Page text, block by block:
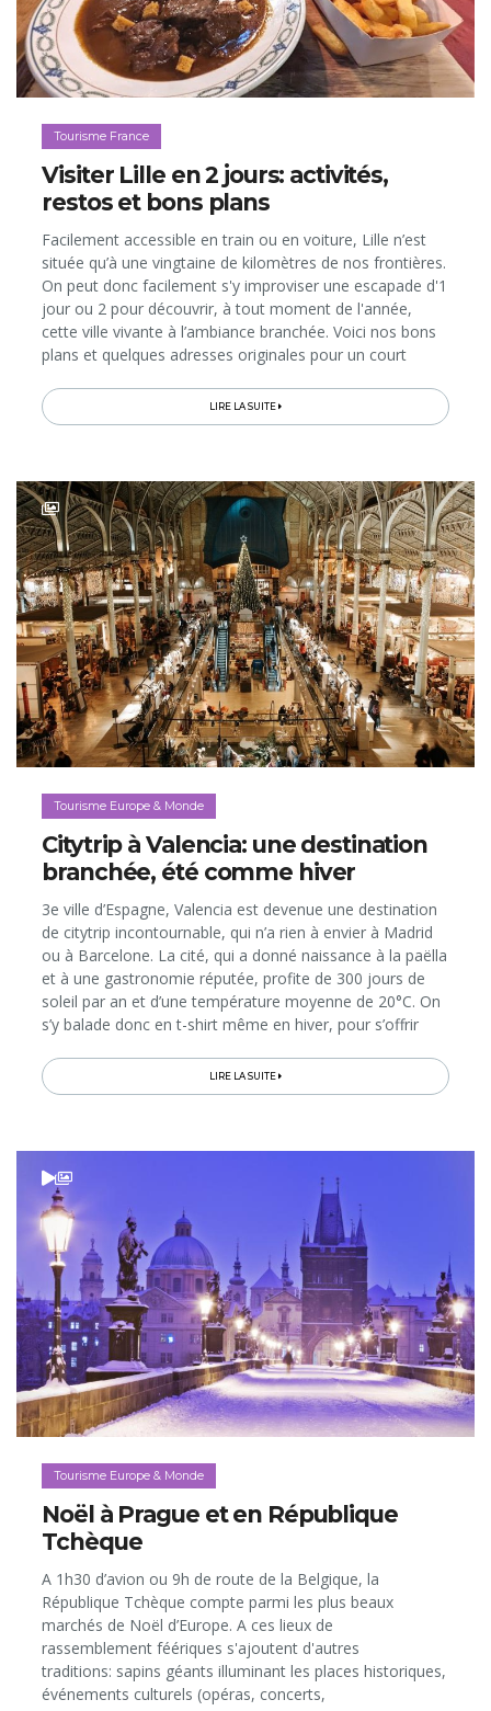
Tourisme France
Visiter Lille en 2 jours: activités,
restos et bons plans
Facilement accessible en train ou en voiture, Lille n’est
située qu’à une vingtaine de kilomètres de nos frontières.
On peut donc facilement s'y improviser une escapade d'1
jour ou 2 pour découvrir, à tout moment de l'année,
cette ville vivante à l’ambiance branchée. Voici nos bons
plans et quelques adresses originales pour un court
LIRE LA SUITE
Tourisme Europe & Monde
Citytrip à Valencia: une destination
branchée, été comme hiver
3e ville d’Espagne, Valencia est devenue une destination
de citytrip incontournable, qui n’a rien à envier à Madrid
ou à Barcelone. La cité, qui a donné naissance à la paëlla
et à une gastronomie réputée, profite de 300 jours de
soleil par an et d’une température moyenne de 20°C. On
s’y balade donc en t-shirt même en hiver, pour s’offrir
LIRE LA SUITE
Tourisme Europe & Monde
Noël à Prague et en République
Tchèque
A 1h30 d’avion ou 9h de route de la Belgique, la
République Tchèque compte parmi les plus beaux
marchés de Noël d’Europe. A ces lieux de
rassemblement féériques s'ajoutent d'autres
traditions: sapins géants illuminant les places historiques,
événements culturels (opéras, concerts,